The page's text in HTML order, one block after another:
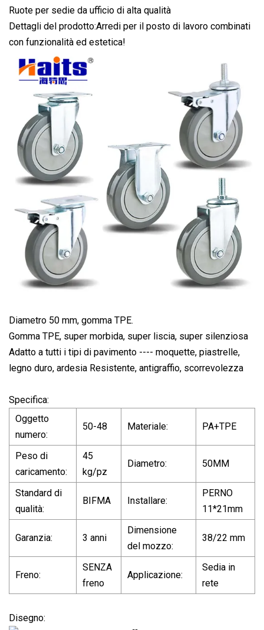
Ruote per sedie da ufficio di alta qualità
Dettagli del prodotto:Arredi per il posto di lavoro combinati
con funzionalità ed estetica!
Diametro 50 mm, gomma TPE.
Gomma TPE, super morbida, super liscia, super silenziosa
Adatto a tutti i tipi di pavimento ---- moquette, piastrelle,
legno duro, ardesia Resistente, antigraffio, scorrevolezza
Specifica:
Oggetto
numero:
50-48 Materiale: PA+TPE
Peso di
caricamento:
45
kg/pz
Diametro: 50MM
Standard di
qualità:
BIFMA Installare:
PERNO
11*21mm
Garanzia: 3 anni
Dimensione
del mozzo:
38/22 mm
Freno:
SENZA
freno
Applicazione:
Sedia in
rete
Disegno: